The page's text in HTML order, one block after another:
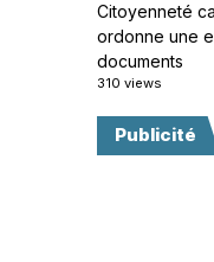
Citoyenneté
ordonne une
documents
310 views
Publicité